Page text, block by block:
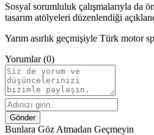
Sosyal sorumluluk çalışmalarıyla da
tasarım atölyeleri düzenlendiği
Yarım asırlık geçmişiyle Türk motor
Yorumlar (0)
Gönder
Bunlara Göz Atmadan Geçmeyin